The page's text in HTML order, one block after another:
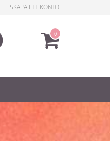
SKAPA ETT KONTO
0